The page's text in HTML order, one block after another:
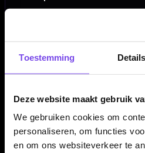
Toestemming Details
Deze website maakt gebruik
We gebruiken cookies om
personaliseren, om functies
en om ons websiteverkeer te
✓ Inclusief stift en wisser
✓ Geschikt voor 501 en Tactics
✓ Duidelijke en overzichtelijke
✓ Lichtgewicht en flexibel
✓ Ideaal voor thuis, cafés en
Scorebord Grootte:60 x 30 cm